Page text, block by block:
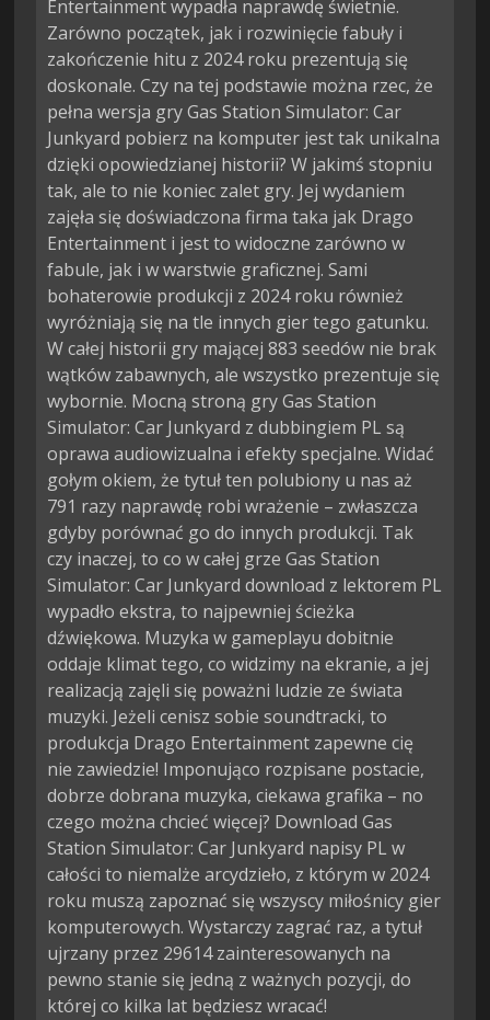
Entertainment wypadła naprawdę świetnie.
Zarówno początek, jak i rozwinięcie fabuły i
zakończenie hitu z 2024 roku prezentują się
doskonale. Czy na tej podstawie można rzec, że
pełna wersja gry Gas Station Simulator: Car
Junkyard pobierz na komputer jest tak unikalna
dzięki opowiedzianej historii? W jakimś stopniu
tak, ale to nie koniec zalet gry. Jej wydaniem
zajęła się doświadczona firma taka jak Drago
Entertainment i jest to widoczne zarówno w
fabule, jak i w warstwie graficznej. Sami
bohaterowie produkcji z 2024 roku również
wyróżniają się na tle innych gier tego gatunku.
W całej historii gry mającej 883 seedów nie brak
wątków zabawnych, ale wszystko prezentuje się
wybornie. Mocną stroną gry Gas Station
Simulator: Car Junkyard z dubbingiem PL są
oprawa audiowizualna i efekty specjalne. Widać
gołym okiem, że tytuł ten polubiony u nas aż
791 razy naprawdę robi wrażenie – zwłaszcza
gdyby porównać go do innych produkcji. Tak
czy inaczej, to co w całej grze Gas Station
Simulator: Car Junkyard download z lektorem PL
wypadło ekstra, to najpewniej ścieżka
dźwiękowa. Muzyka w gameplayu dobitnie
oddaje klimat tego, co widzimy na ekranie, a jej
realizacją zajęli się poważni ludzie ze świata
muzyki. Jeżeli cenisz sobie soundtracki, to
produkcja Drago Entertainment zapewne cię
nie zawiedzie! Imponująco rozpisane postacie,
dobrze dobrana muzyka, ciekawa grafika – no
czego można chcieć więcej? Download Gas
Station Simulator: Car Junkyard napisy PL w
całości to niemalże arcydzieło, z którym w 2024
roku muszą zapoznać się wszyscy miłośnicy gier
komputerowych. Wystarczy zagrać raz, a tytuł
ujrzany przez 29614 zainteresowanych na
pewno stanie się jedną z ważnych pozycji, do
której co kilka lat będziesz wracać!